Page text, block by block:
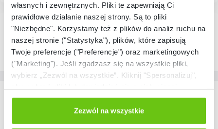
własnych i zewnętrznych. Pliki te zapewniają Ci
prawidłowe działanie naszej strony. Są to pliki
"Niezbędne". Korzystamy też z plików do analiz ruchu na
naszej stronie ("Statystyka"), plików, które zapisują
Twoje preferencje ("Preferencje") oraz marketingowych
("Marketing"). Jeśli zgadzasz się na wszystkie pliki,
wybierz „Zezwól na wszystkie”. Kliknij "Spersonalizuj",
Odmów zgody poprzez przycisk „Odmowa”. Wtedy
użyjemy tylko plików niezbędnych dla naszej strony.
Twój wybór możesz zmienić przez kliknięcie przycisku w
Zezwól na wszystkie
Nasze marki